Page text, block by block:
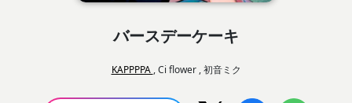
バースデーケーキ
KAPPPPA , Ci flower , 初音ミク